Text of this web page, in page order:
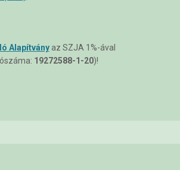
Alapítványaz SZJA 1%-ával
19272588-1-20)!